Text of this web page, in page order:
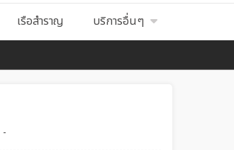
เรือสำราญ บริการอื่นๆ
-